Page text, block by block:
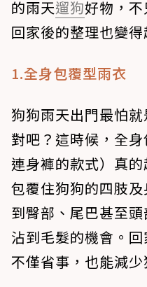
的雨天遛狗好物，不
回家後的整理也變得
1.全身包覆型雨衣
狗狗雨天出門最怕
對吧？這時候，全
連身褲的款式）真
包覆住狗狗的四肢
到臀部、尾巴甚至
沾到毛髮的機會。
不僅省事，也能減少